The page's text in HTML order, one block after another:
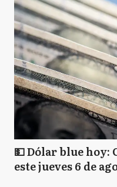
💵 Dólar blue hoy:
este jueves 6 de